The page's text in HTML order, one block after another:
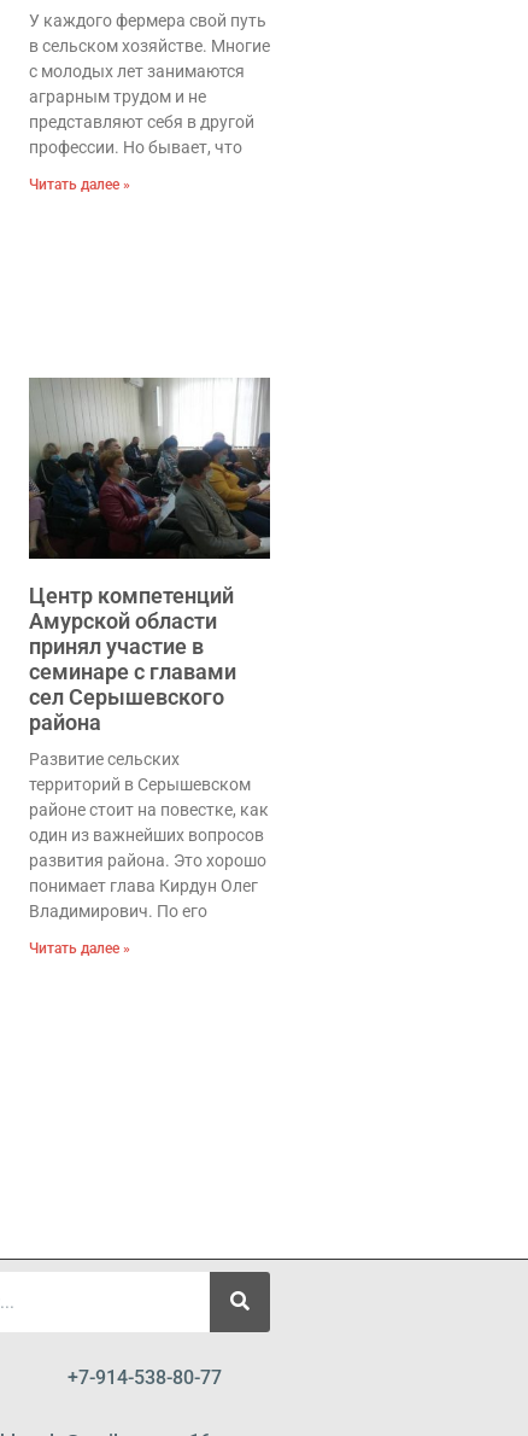
У каждого фермера свой путь
в сельском хозяйстве. Многие
с молодых лет занимаются
аграрным трудом и не
представляют себя в другой
профессии. Но бывает, что
Читать далее »
Центр компетенций
Амурской области
принял участие в
семинаре с главами
сел Серышевского
района
Развитие сельских
территорий в Серышевском
районе стоит на повестке, как
один из важнейших вопросов
развития района. Это хорошо
понимает глава Кирдун Олег
Владимирович. По его
Читать далее »
+7-914-538-80-77